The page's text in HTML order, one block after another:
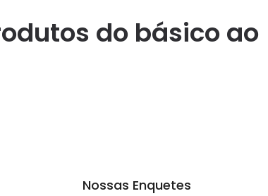
do básico ao
Nossas Enquetes